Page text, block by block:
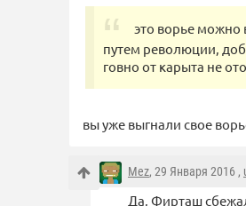
это ворье можно
путем революции,
говно от карыта не
вы уже выгнали свое
Mez, 29 Января 2016 ,
Да, Фирташ